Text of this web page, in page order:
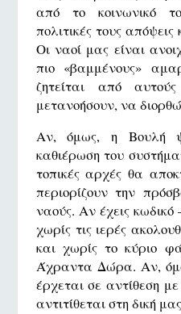
από το κοινωνικό
πολιτικές τους
Οι ναοί μας είναι
πιο «βαμμένους»
ζητείται από
μετανοήσουν, να
Αν, όμως, η Βουλή
καθιέρωση του
τοπικές αρχές θα
περιορίζουν την
ναούς. Αν έχεις κωδικό
χωρίς τις ιερές
και χωρίς το κύριο
Άχραντα Δώρα. Αν,
έρχεται σε αντίθεση
αντιτίθεται στη δική